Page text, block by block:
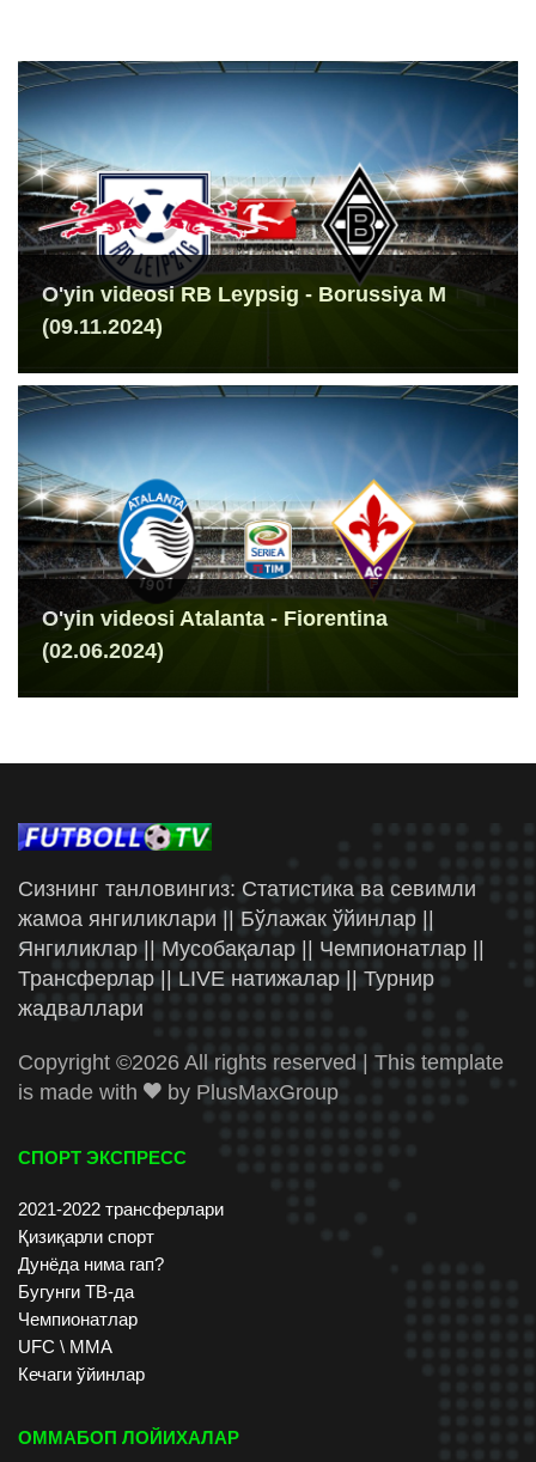
O'yin videosi RB Leypsig - Borussiya M
(09.11.2024)
O'yin videosi Atalanta - Fiorentina
(02.06.2024)
Сизнинг танловингиз: Статистика ва севимли
жамоа янгиликлари || Бўлажак ўйинлар ||
Янгиликлар || Мусобақалар || Чемпионатлар ||
Трансферлар || LIVE натижалар || Турнир
жадваллари
Copyright ©2026 All rights reserved | This template
is made with
by PlusMaxGroup
СПОРТ ЭКСПРЕСС
2021-2022 трансферлари
Қизиқарли спорт
Дунёда нима гап?
Бугунги ТВ-да
Чемпионатлар
UFC \ ММА
Кечаги ўйинлар
ОММАБОП ЛОЙИХАЛАР